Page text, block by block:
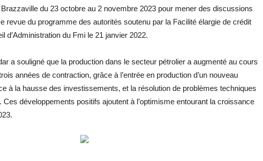
du 23 octobre au 2 novembre 2023 pour mener des discussions
revue du programme des autorités soutenu par la Facilité élargie de crédit
d’Administration du Fmi le 21 janvier 2022.
a souligné que la production dans le secteur pétrolier a augmenté au cours
années de contraction, grâce à l’entrée en production d’un nouveau
à la hausse des investissements, et la résolution de problèmes techniques
Ces développements positifs ajoutent à l’optimisme entourant la croissance